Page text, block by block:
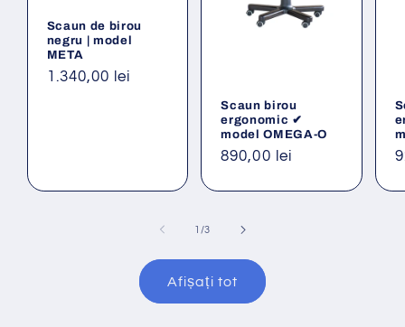
Scaun de birou
negru | model
META
Preț
1.340,00 lei
Scaun birou
ergonomic ✔
model OMEGA-O
Preț
890,00 lei
1 /din
3
Afișați tot